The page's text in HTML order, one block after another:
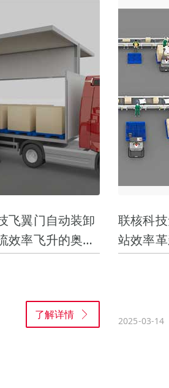
飞翼门自动装卸
效率飞升的奥秘
了解详情
联核科
站效率
2025-03-14